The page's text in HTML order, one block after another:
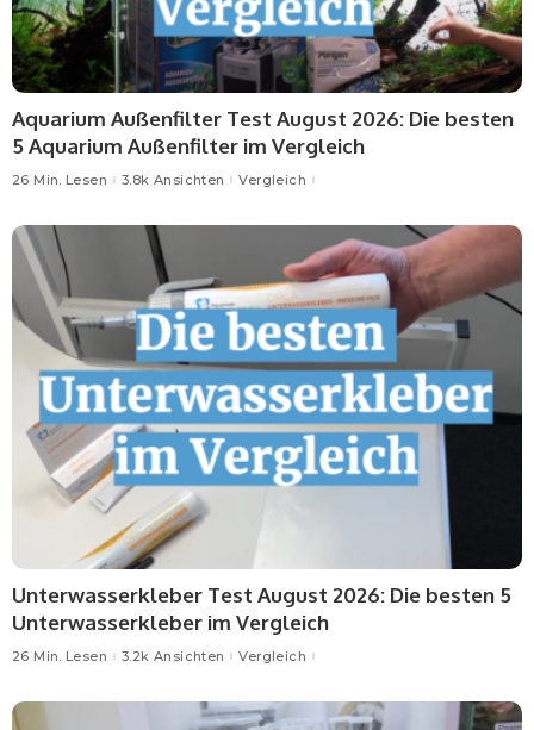
Aquarium Außenfilter Test August 2026: Die besten
5 Aquarium Außenfilter im Vergleich
26 Min. Lesen 3.8k Ansichten Vergleich
Unterwasserkleber Test August 2026: Die besten 5
Unterwasserkleber im Vergleich
26 Min. Lesen 3.2k Ansichten Vergleich